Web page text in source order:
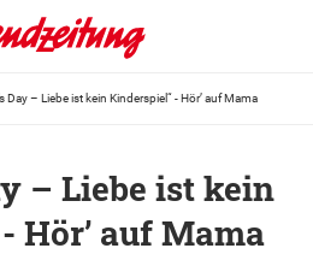
Day – Liebe ist kein Kinderspiel“ - Hör’ auf Mama
– Liebe ist kein
Hör’ auf Mama